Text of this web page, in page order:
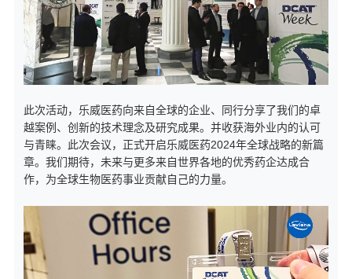
此次活动，乐威医药向来自全球的企业、同行分享了我们的卓
越案例、创新的技术理念及研究成果。并收获海外业内的认可
与青睐。此次会议，正式开启乐威医药2024年全球战略的新篇
章。我们期待，未来与更多来自世界各地的优秀药企达成合
作，为全球生物医药事业贡献自己的力量。